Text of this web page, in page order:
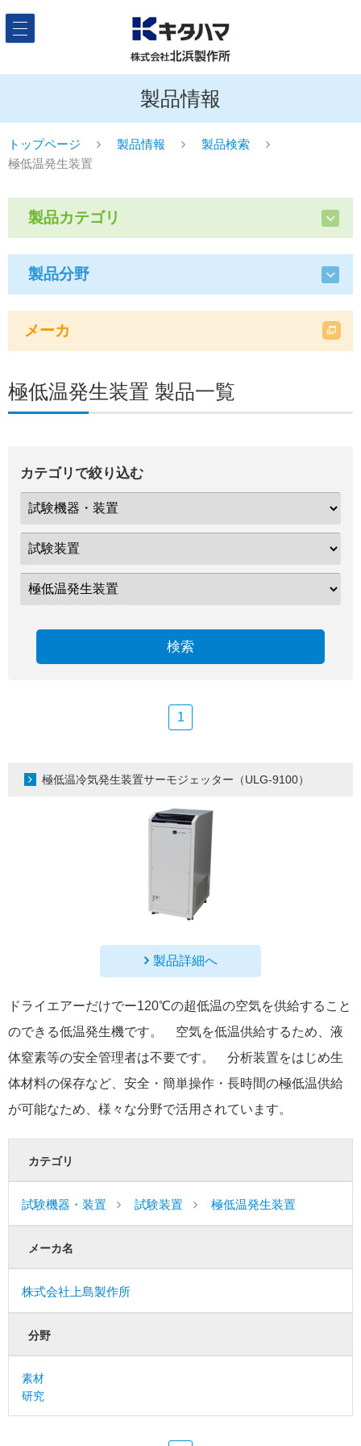
製品情報
トップページ 製品情報
製品検索
極低温発生装置
製品カテゴリ
製品分野
メーカ
極低温発生装置 製品一覧
カテゴリで絞り込む
検索
1
極低温冷気発生装置サーモジェッター（ULG-9100）
製品詳細へ
ドライエアーだけでー120℃の超低温の空気を供給すること
のできる低温発生機です。 空気を低温供給するため、液
体窒素等の安全管理者は不要です。 分析装置をはじめ生
体材料の保存など、安全・簡単操作・長時間の極低温供給
が可能なため、様々な分野で活用されています。
カテゴリ
試験機器・装置 試験装置 極低温発生装置
メーカ名
株式会社上島製作所
分野
素材
研究